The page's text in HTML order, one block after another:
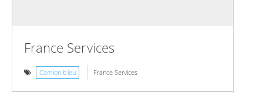
France Services
Camion bleu France Services